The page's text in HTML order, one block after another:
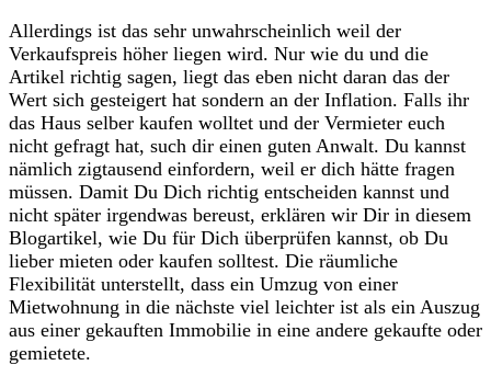
Allerdings ist das sehr unwahrscheinlich weil der
Verkaufspreis höher liegen wird. Nur wie du und die
Artikel richtig sagen, liegt das eben nicht daran das der
Wert sich gesteigert hat sondern an der Inflation. Falls ihr
das Haus selber kaufen wolltet und der Vermieter euch
nicht gefragt hat, such dir einen guten Anwalt. Du kannst
nämlich zigtausend einfordern, weil er dich hätte fragen
müssen. Damit Du Dich richtig entscheiden kannst und
nicht später irgendwas bereust, erklären wir Dir in diesem
Blogartikel, wie Du für Dich überprüfen kannst, ob Du
lieber mieten oder kaufen solltest. Die räumliche
Flexibilität unterstellt, dass ein Umzug von einer
Mietwohnung in die nächste viel leichter ist als ein Auszug
aus einer gekauften Immobilie in eine andere gekaufte oder
gemietete.